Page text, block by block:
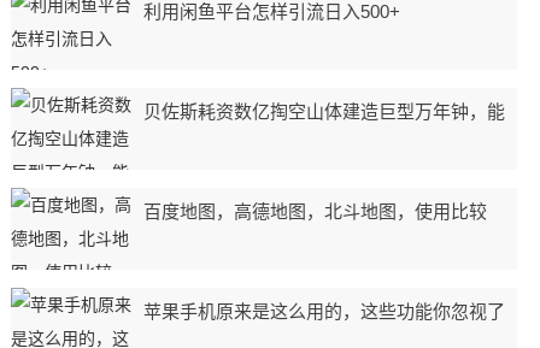
利用闲鱼平台怎样引流日入500+
贝佐斯耗资数亿掏空山体建造巨型万年钟，能
百度地图，高德地图，北斗地图，使用比较
苹果手机原来是这么用的，这些功能你忽视了